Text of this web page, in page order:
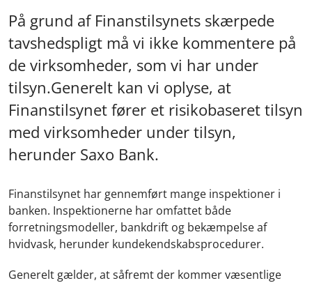
På grund af Finanstilsynets skærpede
tavshedspligt må vi ikke kommentere på
de virksomheder, som vi har under
tilsyn.Generelt kan vi oplyse, at
Finanstilsynet fører et risikobaseret tilsyn
med virksomheder under tilsyn,
herunder Saxo Bank.
Finanstilsynet har gennemført mange inspektioner i
banken. Inspektionerne har omfattet både
forretningsmodeller, bankdrift og bekæmpelse af
hvidvask, herunder kundekendskabsprocedurer.
Generelt gælder, at såfremt der kommer væsentlige